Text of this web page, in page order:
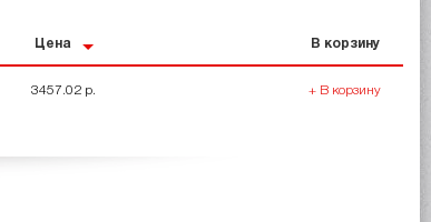
Цена В корзину
3457.02 р. + В корзину